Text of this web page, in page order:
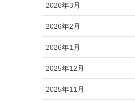
2026年3月
2026年2月
2026年1月
2025年12月
2025年11月